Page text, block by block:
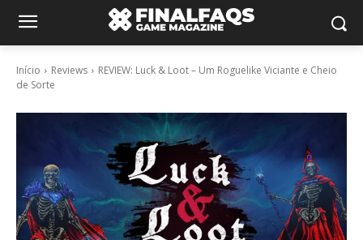
Início Reviews
REVIEW: Luck & Loot – Um Roguelike Viciante e Cheio
de Sorte